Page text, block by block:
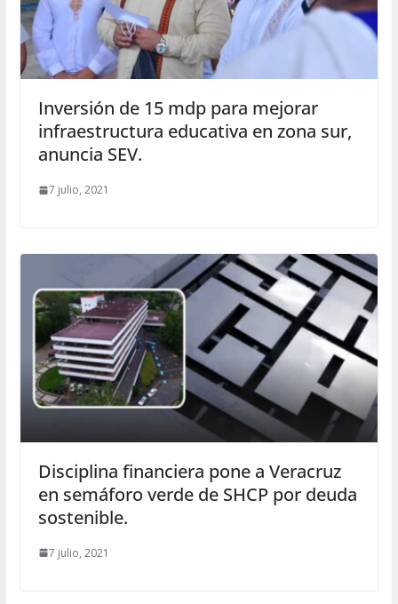
Inversión de 15 mdp para mejorar
infraestructura educativa en zona sur,
anuncia SEV.
7 julio, 2021
Disciplina financiera pone a Veracruz
en semáforo verde de SHCP por deuda
sostenible.
7 julio, 2021